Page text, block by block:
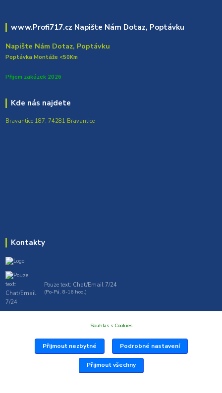
www.Profi717.cz Napište Nám Dotaz, Poptávku
Napište Nám Dotaz, Poptávku
Poptávka Montáže <50Km
Přijem zakázek 2026
Kde nás najdete
Bravantice 187, 74281 Bravantice
Kontakty
Pouze text: Chat/Email 7/24
(Po-Pá, 8-16 hod.)
Souhlas s Cookies
Přijmout nezbytné Podrobné nastavení
Přijmout všechny